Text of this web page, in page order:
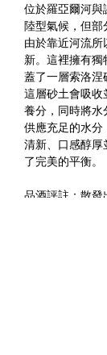
位於羅亞爾河與
陸型氣候，但部
由於靠近河流
新。這裡擁有
蓋了一層索洛
這層砂土會吸收
養分，同時將水
供應充足的水分
清新、口感醇厚
了完美的平衡。
品酒評註：散發